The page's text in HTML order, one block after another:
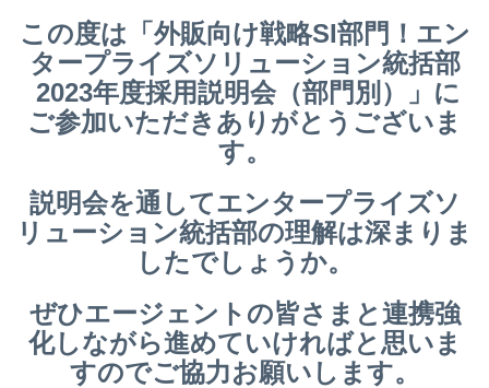
この度は「外販向け戦略SI部門！エン
タープライズソリューション統括部
2023年度採用説明会（部門別）」に
ご参加いただきありがとうございま
す。
説明会を通してエンタープライズソ
リューション統括部の理解は深まりま
したでしょうか。
ぜひエージェントの皆さまと連携強
化しながら進めていければと思いま
すのでご協力お願いします。